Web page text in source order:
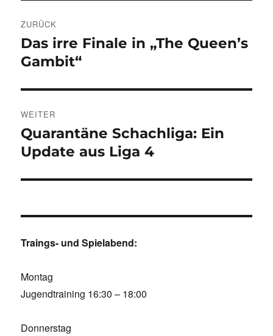
ZURÜCK
Vorheriger
Beitrag:
Das irre Finale in „The Queen’s
Gambit“
WEITER
Nächster
Beitrag:
Quarantäne Schachliga: Ein
Update aus Liga 4
Traings- und Spielabend:
Montag
Jugendtraining 16:30 – 18:00
Donnerstag